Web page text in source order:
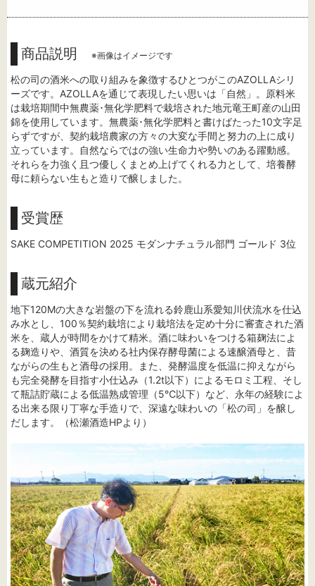
商品説明 ※画像はイメージです
松の司の酒米への取り組みを象徴するひとつがこのAZOLLAシリ
ーズです。AZOLLAを通じて表現したい思いは「自然」。原料米
は栽培期間中無農薬･無化学肥料で栽培された地元竜王町産の山田
錦を使用しています。無農薬･無化学肥料と書けばたった10文字足
らずですが、契約栽培農家の方々の大変な手間と努力の上に成り
立っています。自然ならではの強い生命力や勢いのある躍動感。
それらを力強く且つ優しくまとめ上げてくれる力として、培養酵
母に頼らない生もと造りで醸しました。
受賞歴
SAKE COMPETITION 2025 モダンナチュラル部門 ゴールド 3位
蔵元紹介
地下120Mの大きな岩盤の下を流れる鈴鹿山系愛知川伏流水を仕込
み水とし、100％契約栽培により栽培法を定め十分に審査された酒
米を、蔵人が時間をかけて精米。酒に味わいをつける箱麹法によ
る麹造りや、酒質を決める社内保存酵母菌による速醸酒母と、昔
ながらの生もと酒母の採用。また、発酵温度を低温に抑えながら
も完全発酵を目指す小仕込み（1.2t以下）によるモロミ工程、そし
て瓶詰貯蔵による低温熟成管理（5℃以下）など、永年の経験によ
る出来る限り丁寧な手造りで、深遠な味わいの「松の司」を醸し
だします。（松瀬酒造HPより）